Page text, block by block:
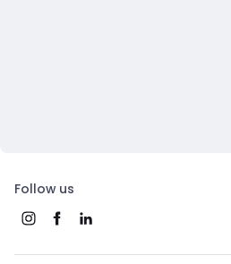
Follow us